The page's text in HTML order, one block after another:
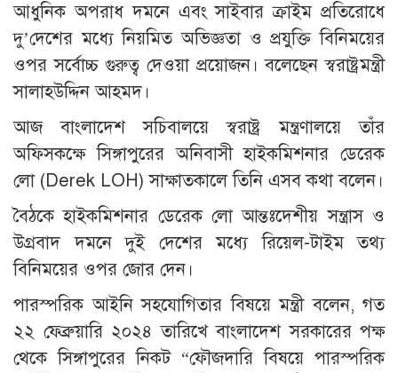
আধুনিক অপরাধ দমনে এবং সাইবার ক্রাইম প্রতিরোধে
দু’দেশের মধ্যে নিয়মিত অভিজ্ঞতা ও প্রযুক্তি বিনিময়ের
ওপর সর্বোচ্চ গুরুত্ব দেওয়া প্রয়োজন। বলেছেন স্বরাষ্ট্রমন্ত্রী
সালাহউদ্দিন আহমদ।
আজ বাংলাদেশ সচিবালয়ে স্বরাষ্ট্র মন্ত্রণালয়ে তাঁর
অফিসকক্ষে সিঙ্গাপুরের অনিবাসী হাইকমিশনার ডেরেক
লো (Derek LOH) সাক্ষাতকালে তিনি এসব কথা বলেন।
বৈঠকে হাইকমিশনার ডেরেক লো আন্তঃদেশীয় সন্ত্রাস ও
উগ্রবাদ দমনে দুই দেশের মধ্যে রিয়েল-টাইম তথ্য
বিনিময়ের ওপর জোর দেন।
পারস্পরিক আইনি সহযোগিতার বিষয়ে মন্ত্রী বলেন, গত
২২ ফেব্রুয়ারি ২০২৪ তারিখে বাংলাদেশ সরকারের পক্ষ
থেকে সিঙ্গাপুরের নিকট “ফৌজদারি বিষয়ে পারস্পরিক